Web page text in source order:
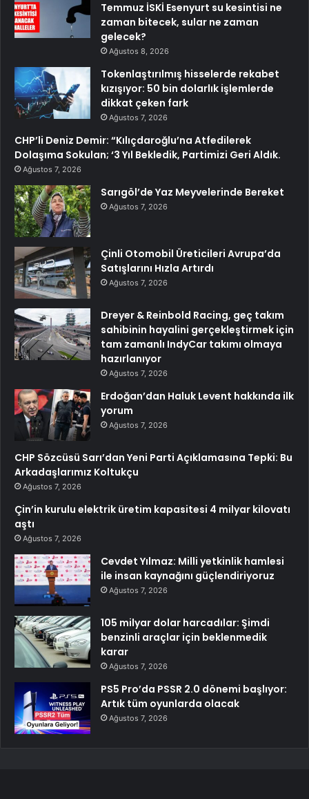
Temmuz İSKİ Esenyurt su kesintisi ne
zaman bitecek, sular ne zaman
gelecek?
Ağustos 8, 2026
Tokenlaştırılmış hisselerde rekabet
kızışıyor: 50 bin dolarlık işlemlerde
dikkat çeken fark
Ağustos 7, 2026
CHP’li Deniz Demir: “Kılıçdaroğlu’na Atfedilerek
Dolaşıma Sokulan; ‘3 Yıl Bekledik, Partimizi Geri Aldık.
Ağustos 7, 2026
Sarıgöl’de Yaz Meyvelerinde Bereket
Ağustos 7, 2026
Çinli Otomobil Üreticileri Avrupa’da
Satışlarını Hızla Artırdı
Ağustos 7, 2026
Dreyer & Reinbold Racing, geç takım
sahibinin hayalini gerçekleştirmek için
tam zamanlı IndyCar takımı olmaya
hazırlanıyor
Ağustos 7, 2026
Erdoğan’dan Haluk Levent hakkında ilk
yorum
Ağustos 7, 2026
CHP Sözcüsü Sarı’dan Yeni Parti Açıklamasına Tepki: Bu
Arkadaşlarımız Koltukçu
Ağustos 7, 2026
Çin’in kurulu elektrik üretim kapasitesi 4 milyar kilovatı
aştı
Ağustos 7, 2026
Cevdet Yılmaz: Milli yetkinlik hamlesi
ile insan kaynağını güçlendiriyoruz
Ağustos 7, 2026
105 milyar dolar harcadılar: Şimdi
benzinli araçlar için beklenmedik
karar
Ağustos 7, 2026
PS5 Pro’da PSSR 2.0 dönemi başlıyor:
Artık tüm oyunlarda olacak
Ağustos 7, 2026